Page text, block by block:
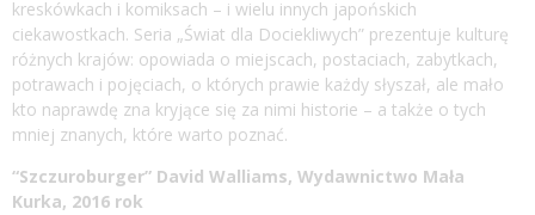
kreskówkach i komiksach – i wielu innych japońskich
ciekawostkach. Seria „Świat dla Dociekliwych” prezentuje kulturę
różnych krajów: opowiada o miejscach, postaciach, zabytkach,
potrawach i pojęciach, o których prawie każdy słyszał, ale mało
kto naprawdę zna kryjące się za nimi historie – a także o tych
mniej znanych, które warto poznać.
“Szczuroburger” David Walliams, Wydawnictwo Mała
Kurka, 2016 rok